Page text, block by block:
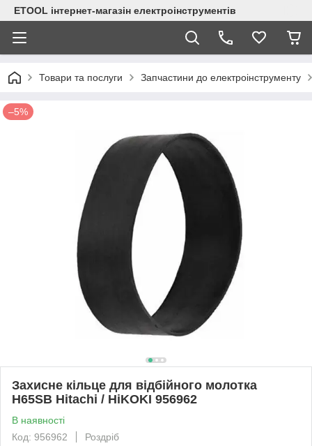
ETOOL інтернет-магазін електроінструментів
Товари та послуги Запчастини до електроінструменту
–5%
Захисне кільце для відбійного молотка
H65SB Hitachi / HiKOKI 956962
В наявності
Код: 956962
Роздріб